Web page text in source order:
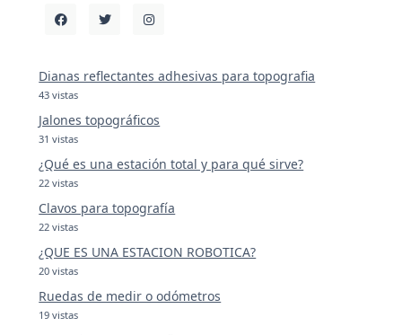
Dianas reflectantes adhesivas para topografia
43 vistas
Jalones topográficos
31 vistas
¿Qué es una estación total y para qué sirve?
22 vistas
Clavos para topografía
22 vistas
¿QUE ES UNA ESTACION ROBOTICA?
20 vistas
Ruedas de medir o odómetros
19 vistas